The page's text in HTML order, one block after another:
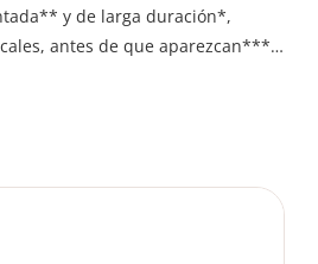
y de larga duración*,
antes de que aparezcan****.
día y uso continuo por 4